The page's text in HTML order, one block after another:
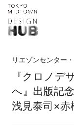
リエゾンセンター
『クロノデ
へ』出版記
浅見泰司×赤